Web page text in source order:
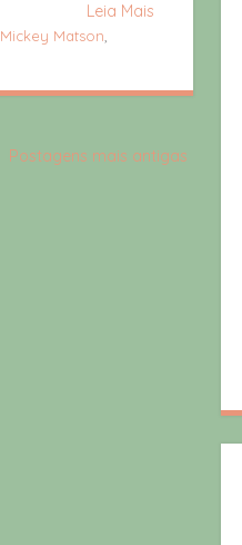
Leia Mais
Mickey Matson,
Postagens mais antigas